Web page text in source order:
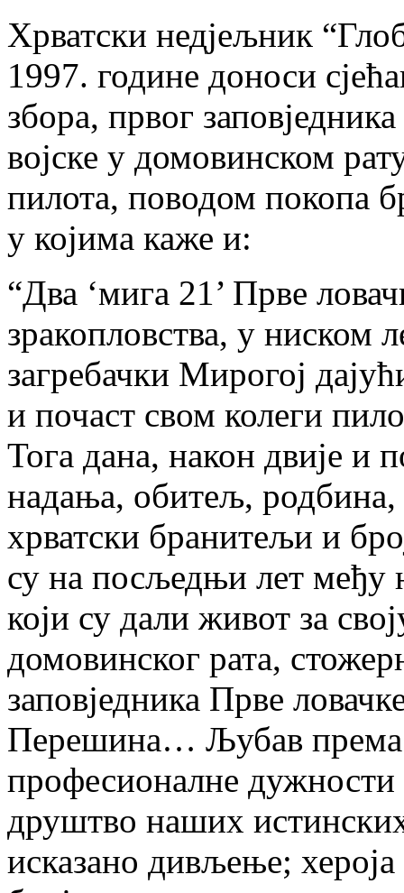
Хрватски недјељник
1997. године доноси
збора, првог
војске у домовинском
пилота, поводом покопа
у којима каже и:
“Два ‘мига 21’ Прве
зракопловства, у ниском
загребачки Мирогој
и почаст свом колеги
Тога дана, након двије и
надања, обитељ, родбина,
хрватски бранитељи и
су на посљедњи лет међу
који су дали живот за
домовинског рата,
заповједника Прве
Перешина… Љубав према
професионалне
друштво наших
исказано дивљење;